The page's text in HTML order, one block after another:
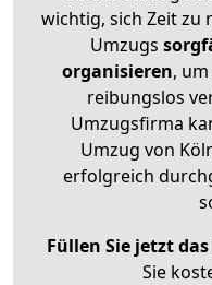
wichtig, sich Zeit zu
Umzugs
organisieren,
reibungslos
Umzugsfirma
Umzug von
erfolgreich
Füllen Sie jetzt
Sie